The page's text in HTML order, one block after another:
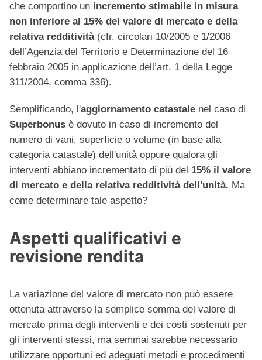
che comportino un incremento stimabile in misura
non inferiore al 15% del valore di mercato e della
relativa redditività (cfr. circolari 10/2005 e 1/2006
dell’Agenzia del Territorio e Determinazione del 16
febbraio 2005 in applicazione dell’art. 1 della Legge
311/2004, comma 336).
Semplificando, l'aggiornamento catastale nel caso di
Superbonus è dovuto in caso di incremento del
numero di vani, superficie o volume (in base alla
categoria catastale) dell'unità oppure qualora gli
interventi abbiano incrementato di più del 15% il valore
di mercato e della relativa redditività dell'unità. Ma
come determinare tale aspetto?
Aspetti qualificativi e
revisione rendita
La variazione del valore di mercato non può essere
ottenuta attraverso la semplice somma del valore di
mercato prima degli interventi e dei costi sostenuti per
gli interventi stessi, ma semmai sarebbe necessario
utilizzare opportuni ed adeguati metodi e procedimenti